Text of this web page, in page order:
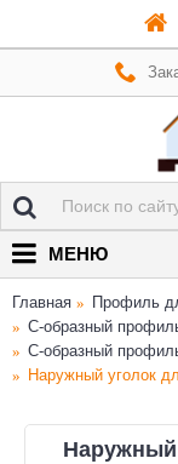
МЕНЮ
Главная
Профиль
C-образный
C-образный
Наружный уголок
Наружный